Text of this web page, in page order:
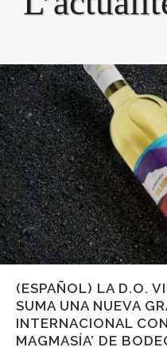
(ESPAÑOL) LA D.O.
SUMA UNA NUEVA
INTERNACIONAL
MAGMASÍA’ DE